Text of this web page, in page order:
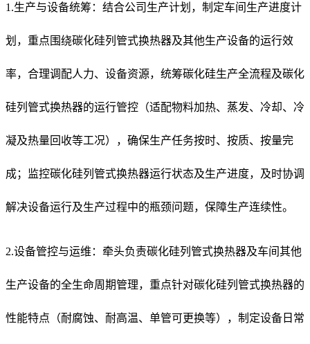
1.生产与设备统筹：结合公司生产计划，制定车间生产进度计
划，重点围绕碳化硅列管式换热器及其他生产设备的运行效
率，合理调配人力、设备资源，统筹碳化硅生产全流程及碳化
硅列管式换热器的运行管控（适配物料加热、蒸发、冷却、冷
凝及热量回收等工况），确保生产任务按时、按质、按量完
成；监控碳化硅列管式换热器运行状态及生产进度，及时协调
解决设备运行及生产过程中的瓶颈问题，保障生产连续性。
2.设备管控与运维：牵头负责碳化硅列管式换热器及车间其他
生产设备的全生命周期管理，重点针对碳化硅列管式换热器的
性能特点（耐腐蚀、耐高温、单管可更换等），制定设备日常